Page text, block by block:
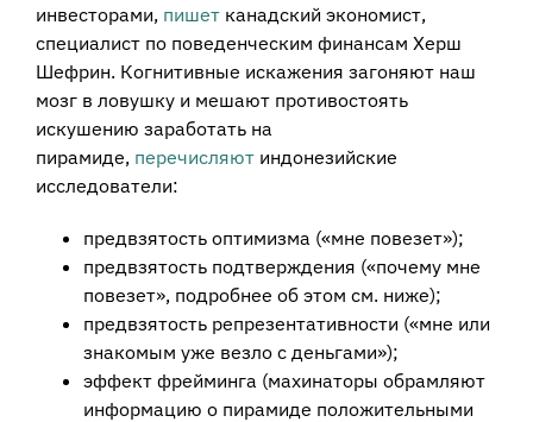
инвесторами, пишетканадский экономист,
специалист по поведенческим финансам Херш
Шефрин. Когнитивные искажения загоняют наш
мозг в ловушку и мешают противостоять
искушению заработать на
пирамиде, перечисляютиндонезийские
исследователи:
предвзятость оптимизма («мне повезет»);
предвзятость подтверждения («почему мне
повезет», подробнее об этом см. ниже);
предвзятость репрезентативности («мне или
знакомым уже везло с деньгами»);
эффект фрейминга (махинаторы обрамляют
информацию о пирамиде положительными